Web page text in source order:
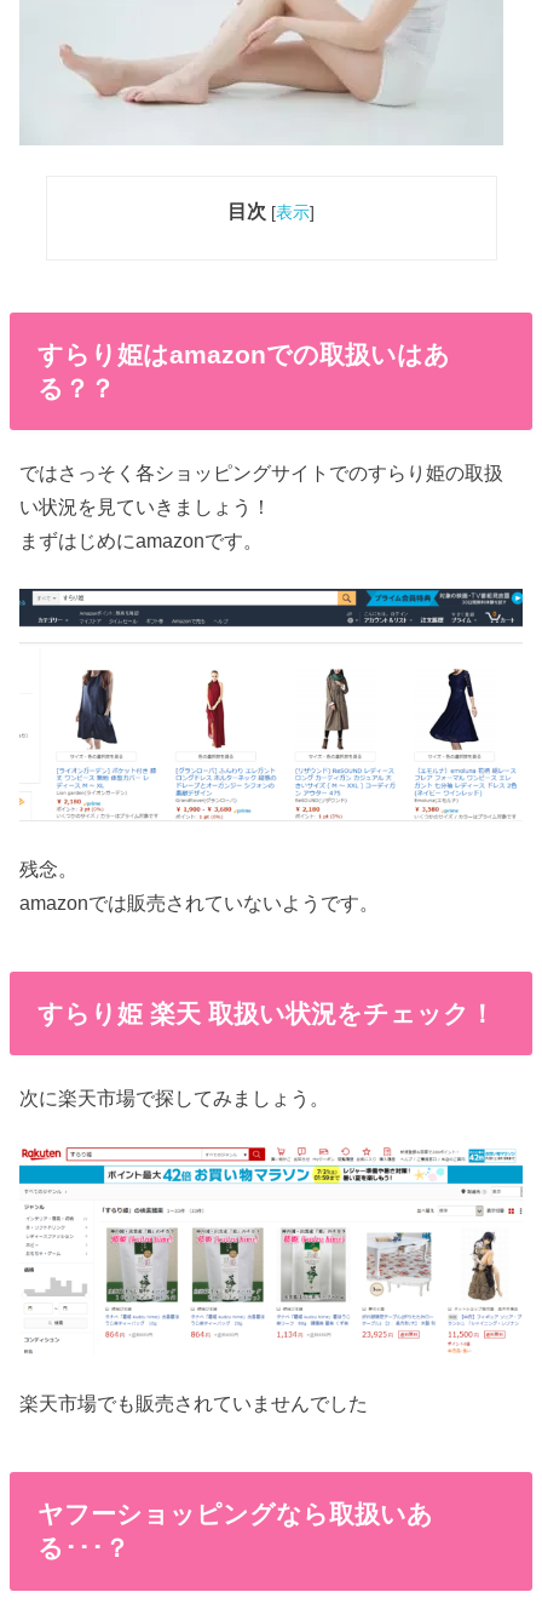
目次 [表示]
すらり姫はamazonでの取扱いはあ
る？？
ではさっそく各ショッピングサイトでのすらり姫の取扱
い状況を見ていきましょう！
まずはじめにamazonです。
残念。
amazonでは販売されていないようです。
すらり姫 楽天 取扱い状況をチェック！
次に楽天市場で探してみましょう。
楽天市場でも販売されていませんでした
ヤフーショッピングなら取扱いあ
る･･･？